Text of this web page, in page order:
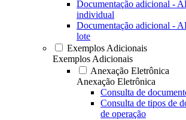
Documentação adicional -
individual
Documentação adicional -
lote
Exemplos Adicionais
Exemplos Adicionais
Anexação Eletrônica
Anexação Eletrônica
Consulta de
Consulta de tipos de
de operação